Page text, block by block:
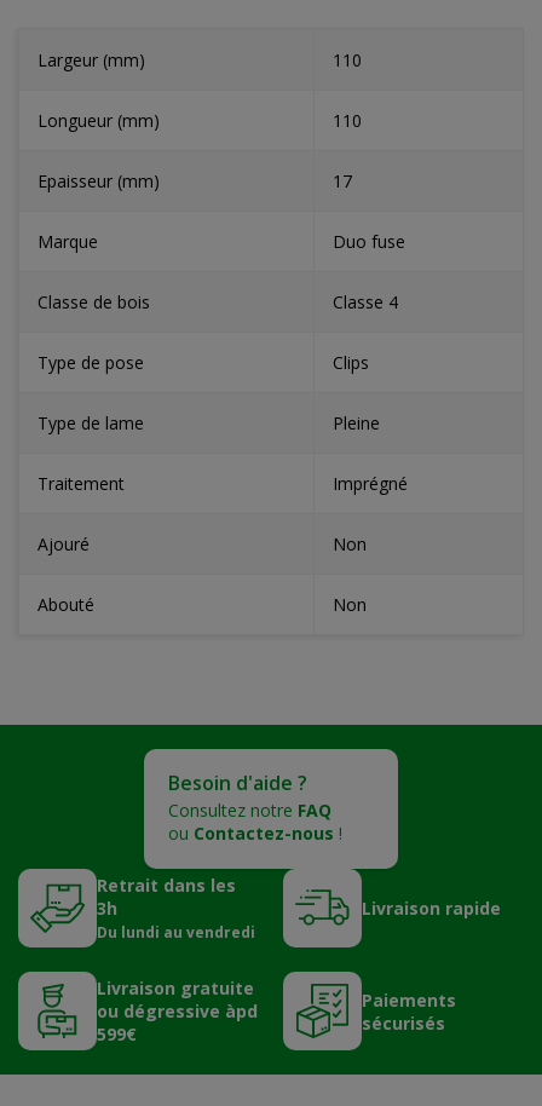
Largeur (mm) 110
Longueur (mm) 110
Epaisseur (mm) 17
Marque Duo fuse
Classe de bois Classe 4
Type de pose Clips
Type de lame Pleine
Traitement Imprégné
Ajouré Non
Abouté Non
Besoin d'aide ?
Consultez notre FAQ
ou Contactez-nous !
Retrait dans les
3h
Du lundi au vendredi
Livraison rapide
Livraison gratuite
ou dégressive àpd
599€
Paiements
sécurisés